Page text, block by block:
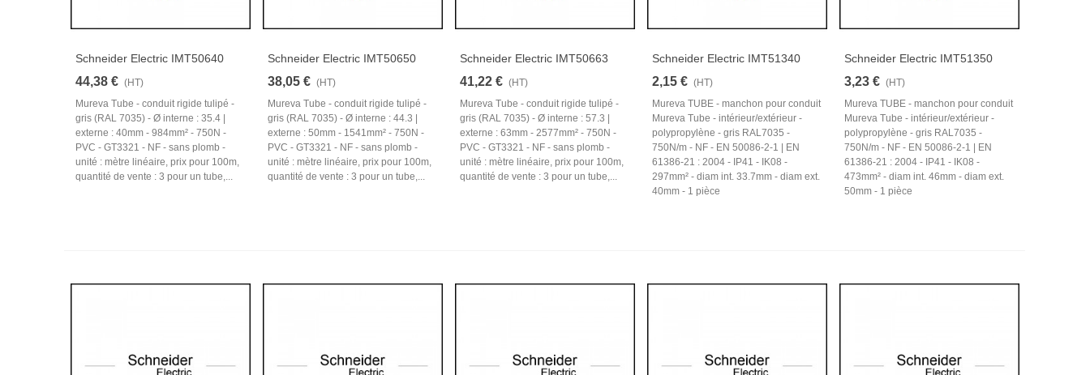
Schneider Electric IMT50640
44,38 € (HT)
Mureva Tube - conduit rigide tulipé -
gris (RAL 7035) - Ø interne : 35.4 |
externe : 40mm - 984mm² - 750N -
PVC - GT3321 - NF - sans plomb -
unité : mètre linéaire, prix pour 100m,
quantité de vente : 3 pour un tube,...
Schneider Electric IMT50650
38,05 € (HT)
Mureva Tube - conduit rigide tulipé -
gris (RAL 7035) - Ø interne : 44.3 |
externe : 50mm - 1541mm² - 750N -
PVC - GT3321 - NF - sans plomb -
unité : mètre linéaire, prix pour 100m,
quantité de vente : 3 pour un tube,...
Schneider Electric IMT50663
41,22 € (HT)
Mureva Tube - conduit rigide tulipé -
gris (RAL 7035) - Ø interne : 57.3 |
externe : 63mm - 2577mm² - 750N -
PVC - GT3321 - NF - sans plomb -
unité : mètre linéaire, prix pour 100m,
quantité de vente : 3 pour un tube,...
Schneider Electric IMT51340
2,15 € (HT)
Mureva TUBE - manchon pour conduit
Mureva Tube - intérieur/extérieur -
polypropylène - gris RAL7035 -
750N/m - NF - EN 50086-2-1 | EN
61386-21 : 2004 - IP41 - IK08 -
297mm² - diam int. 33.7mm - diam ext.
40mm - 1 pièce
Schneider Electric IMT51350
3,23 € (HT)
Mureva TUBE - manchon pour conduit
Mureva Tube - intérieur/extérieur -
polypropylène - gris RAL7035 -
750N/m - NF - EN 50086-2-1 | EN
61386-21 : 2004 - IP41 - IK08 -
473mm² - diam int. 46mm - diam ext.
50mm - 1 pièce